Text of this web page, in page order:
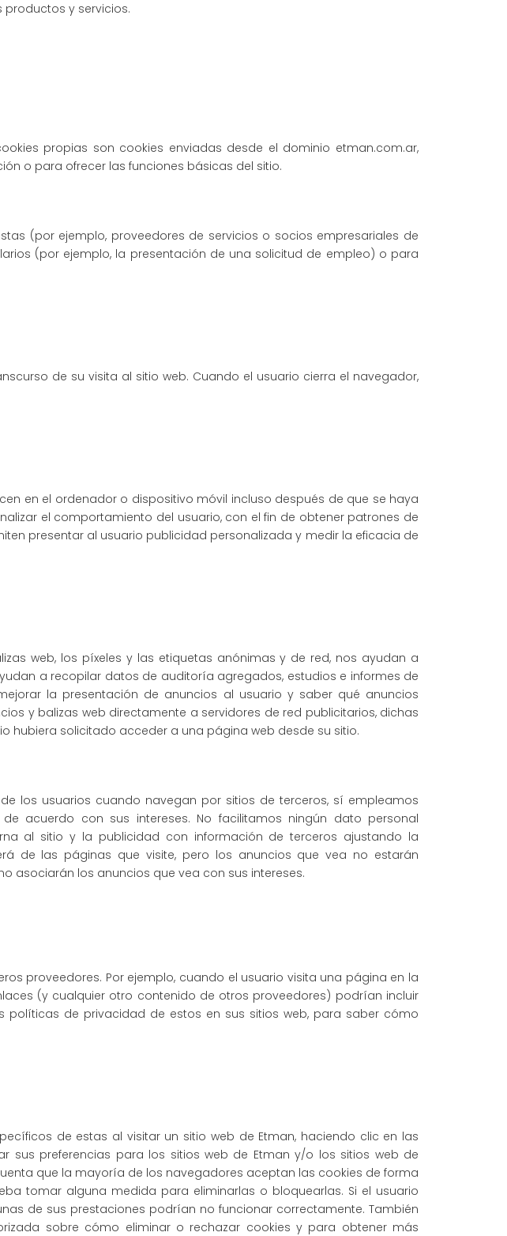
productos y servicios.
propias son cookies enviadas desde el dominio etman.com.ar,
o para ofrecer las funciones básicas del sitio.
(por ejemplo, proveedores de servicios o socios empresariales de
(por ejemplo, la presentación de una solicitud de empleo) o para
de su visita al sitio web. Cuando el usuario cierra el navegador,
en el ordenador o dispositivo móvil incluso después de que se haya
el comportamiento del usuario, con el fin de obtener patrones de
presentar al usuario publicidad personalizada y medir la eficacia de
web, los píxeles y las etiquetas anónimas y de red, nos ayudan a
a recopilar datos de auditoría agregados, estudios e informes de
la presentación de anuncios al usuario y saber qué anuncios
y balizas web directamente a servidores de red publicitarios, dichas
hubiera solicitado acceder a una página web desde su sitio.
los usuarios cuando navegan por sitios de terceros, sí empleamos
acuerdo con sus intereses. No facilitamos ningún dato personal
al sitio y la publicidad con información de terceros ajustando la
de las páginas que visite, pero los anuncios que vea no estarán
asociarán los anuncios que vea con sus intereses.
proveedores. Por ejemplo, cuando el usuario visita una página en la
(y cualquier otro contenido de otros proveedores) podrían incluir
de privacidad de estos en sus sitios web, para saber cómo
de estas al visitar un sitio web de Etman, haciendo clic en las
sus preferencias para los sitios web de Etman y/o los sitios web de
que la mayoría de los navegadores aceptan las cookies de forma
tomar alguna medida para eliminarlas o bloquearlas. Si el usuario
de sus prestaciones podrían no funcionar correctamente. También
sobre cómo eliminar o rechazar cookies y para obtener más